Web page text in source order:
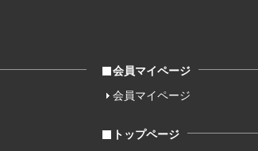
会員マイページ
会員マイページ
トップページ